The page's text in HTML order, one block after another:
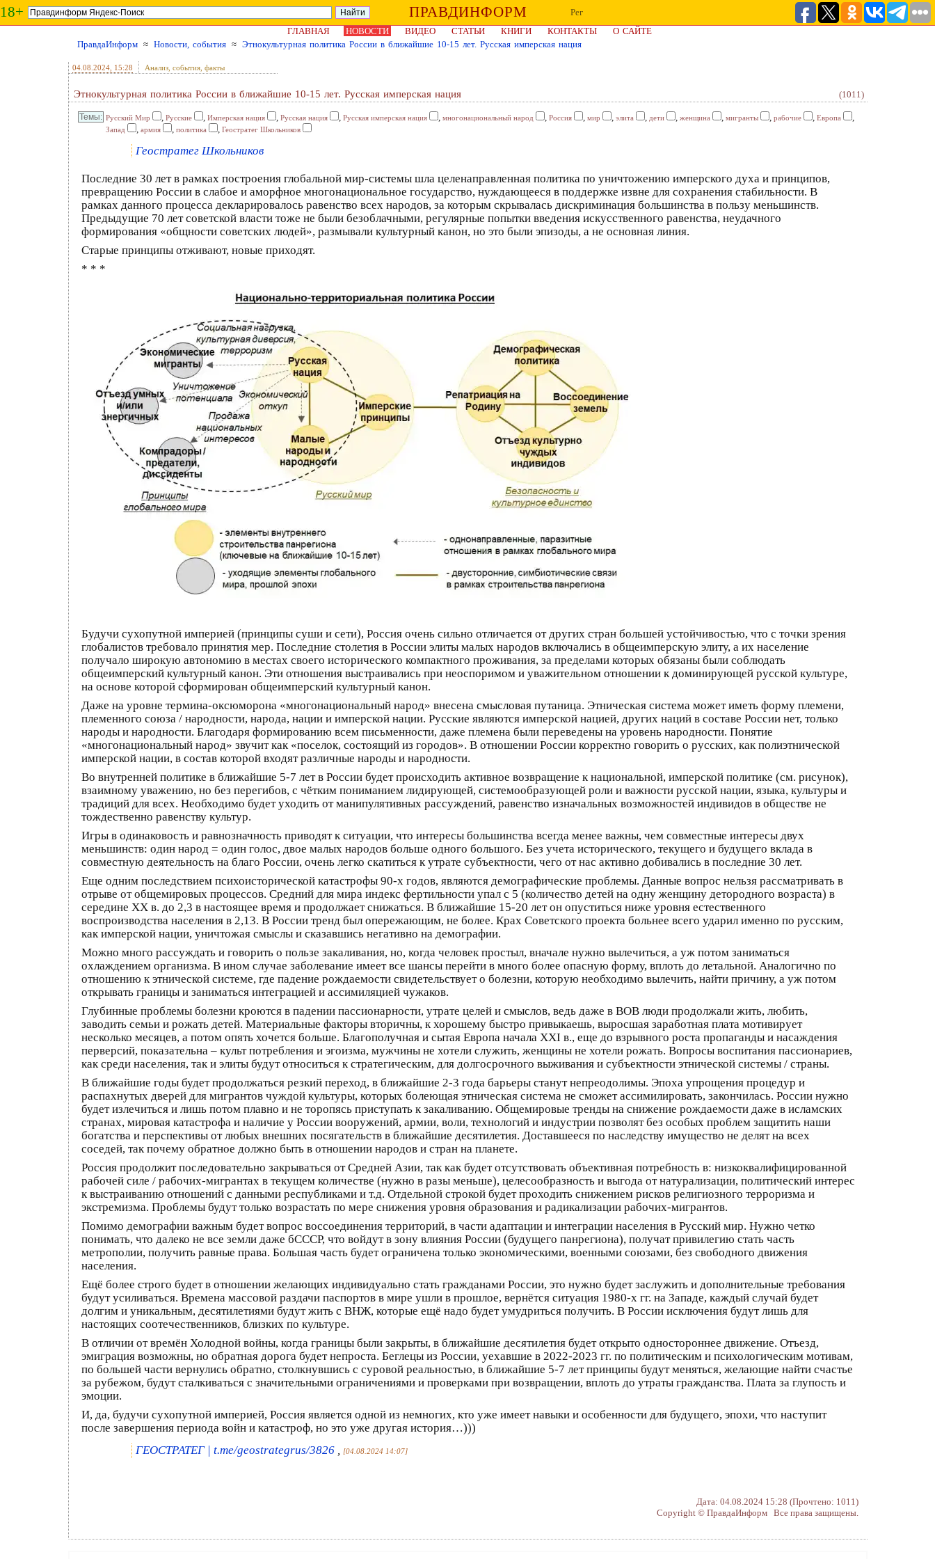
18+ ПРАВДИНФОРМ
Рег
ГЛАВНАЯ
НОВОСТИ ВИДЕО СТАТЬИ КНИГИ КОНТАКТЫ
О САЙТЕ
ПравдаИнформ ≈ Новости, события ≈ Этнокультурная политика России в ближайшие 10-15 лет. Русская имперская нация
04.08.2024 , 15:28 Анализ, события, факты
Этнокультурная политика России в ближайшие 10-15 лет. Русская имперская нация (1011)
Русский Мир , Русские , Имперская нация , Русская нация , Русская имперская нация , многонациональный народ , Россия , мир , элита , дети , женщина , мигранты , рабочие , Европа ,
Запад , армия , политика , Геостратег Школьников
Геостратег Школьников
Последние 30 лет в рамках построения глобальной мир-системы шла целенаправленная политика по уничтожению имперского духа и принципов,
превращению России в слабое и аморфное многонациональное государство, нуждающееся в поддержке извне для сохранения стабильности. В
рамках данного процесса декларировалось равенство всех народов, за которым скрывалась дискриминация большинства в пользу меньшинств.
Предыдущие 70 лет советской власти тоже не были безоблачными, регулярные попытки введения искусственного равенства, неудачного
формирования «общности советских людей», размывали культурный канон, но это были эпизоды, а не основная линия.
Старые принципы отживают, новые приходят.
* * *
Будучи сухопутной империей (принципы суши и сети), Россия очень сильно отличается от других стран большей устойчивостью, что с точки зрения
глобалистов требовало принятия мер. Последние столетия в России элиты малых народов включались в общеимперскую элиту, а их население
получало широкую автономию в местах своего исторического компактного проживания, за пределами которых обязаны были соблюдать
общеимперский культурный канон. Эти отношения выстраивались при неоспоримом и уважительном отношении к доминирующей русской культуре,
на основе которой сформирован общеимперский культурный канон.
Даже на уровне термина-оксюморона «многонациональный народ» внесена смысловая путаница. Этническая система может иметь форму племени,
племенного союза / народности, народа, нации и имперской нации. Русские являются имперской нацией, других наций в составе России нет, только
народы и народности. Благодаря формированию всем письменности, даже племена были переведены на уровень народности. Понятие
«многонациональный народ» звучит как «поселок, состоящий из городов». В отношении России корректно говорить о русских, как полиэтнической
имперской нации, в состав которой входят различные народы и народности.
Во внутренней политике в ближайшие 5-7 лет в России будет происходить активное возвращение к национальной, имперской политике (см. рисунок),
взаимному уважению, но без перегибов, с чётким пониманием лидирующей, системообразующей роли и важности русской нации, языка, культуры и
традиций для всех. Необходимо будет уходить от манипулятивных рассуждений, равенство изначальных возможностей индивидов в обществе не
тождественно равенству культур.
Игры в одинаковость и равнозначность приводят к ситуации, что интересы большинства всегда менее важны, чем совместные интересы двух
меньшинств: один народ = один голос, двое малых народов больше одного большого. Без учета исторического, текущего и будущего вклада в
совместную деятельность на благо России, очень легко скатиться к утрате субъектности, чего от нас активно добивались в последние 30 лет.
Еще одним последствием психоисторической катастрофы 90-х годов, являются демографические проблемы. Данные вопрос нельзя рассматривать в
отрыве от общемировых процессов. Средний для мира индекс фертильности упал с 5 (количество детей на одну женщину детородного возраста) в
середине XX в. до 2,3 в настоящее время и продолжает снижаться. В ближайшие 15-20 лет он опуститься ниже уровня естественного
воспроизводства населения в 2,13. В России тренд был опережающим, не более. Крах Советского проекта больнее всего ударил именно по русским,
как имперской нации, уничтожая смыслы и сказавшись негативно на демографии.
Можно много рассуждать и говорить о пользе закаливания, но, когда человек простыл, вначале нужно вылечиться, а уж потом заниматься
охлаждением организма. В ином случае заболевание имеет все шансы перейти в много более опасную форму, вплоть до летальной. Аналогично по
отношению к этнической системе, где падение рождаемости свидетельствует о болезни, которую необходимо вылечить, найти причину, а уж потом
открывать границы и заниматься интеграцией и ассимиляцией чужаков.
Глубинные проблемы болезни кроются в падении пассионарности, утрате целей и смыслов, ведь даже в ВОВ люди продолжали жить, любить,
заводить семьи и рожать детей. Материальные факторы вторичны, к хорошему быстро привыкаешь, выросшая заработная плата мотивирует
несколько месяцев, а потом опять хочется больше. Благополучная и сытая Европа начала XXI в., еще до взрывного роста пропаганды и насаждения
перверсий, показательна – культ потребления и эгоизма, мужчины не хотели служить, женщины не хотели рожать. Вопросы воспитания пассионариев,
как среди населения, так и элиты будут относиться к стратегическим, для долгосрочного выживания и субъектности этнической системы / страны.
В ближайшие годы будет продолжаться резкий переход, в ближайшие 2-3 года барьеры станут непреодолимы. Эпоха упрощения процедур и
распахнутых дверей для мигрантов чуждой культуры, которых болеющая этническая система не сможет ассимилировать, закончилась. России нужно
будет излечиться и лишь потом плавно и не торопясь приступать к закаливанию. Общемировые тренды на снижение рождаемости даже в исламских
странах, мировая катастрофа и наличие у России вооружений, армии, воли, технологий и индустрии позволят без особых проблем защитить наши
богатства и перспективы от любых внешних посягательств в ближайшие десятилетия. Доставшееся по наследству имущество не делят на всех
соседей, так почему обратное должно быть в отношении народов и стран на планете.
Россия продолжит последовательно закрываться от Средней Азии, так как будет отсутствовать объективная потребность в: низкоквалифицированной
рабочей силе / рабочих-мигрантах в текущем количестве (нужно в разы меньше), целесообразность и выгода от натурализации, политический интерес
к выстраиванию отношений с данными республиками и т.д. Отдельной строкой будет проходить снижением рисков религиозного терроризма и
экстремизма. Проблемы будут только возрастать по мере снижения уровня образования и радикализации рабочих-мигрантов.
Помимо демографии важным будет вопрос воссоединения территорий, в части адаптации и интеграции населения в Русский мир. Нужно четко
понимать, что далеко не все земли даже бСССР, что войдут в зону влияния России (будущего панрегиона), получат привилегию стать часть
метрополии, получить равные права. Большая часть будет ограничена только экономическими, военными союзами, без свободного движения
населения.
Ещё более строго будет в отношении желающих индивидуально стать гражданами России, это нужно будет заслужить и дополнительные требования
будут усиливаться. Времена массовой раздачи паспортов в мире ушли в прошлое, вернётся ситуация 1980-х гг. на Западе, каждый случай будет
долгим и уникальным, десятилетиями будут жить с ВНЖ, которые ещё надо будет умудриться получить. В России исключения будут лишь для
настоящих соотечественников, близких по культуре.
В отличии от времён Холодной войны, когда границы были закрыты, в ближайшие десятилетия будет открыто одностороннее движение. Отъезд,
эмиграция возможны, но обратная дорога будет непроста. Беглецы из России, уехавшие в 2022-2023 гг. по политическим и психологическим мотивам,
по большей части вернулись обратно, столкнувшись с суровой реальностью, в ближайшие 5-7 лет принципы будут меняться, желающие найти счастье
за рубежом, будут сталкиваться с значительными ограничениями и проверками при возвращении, вплоть до утраты гражданства. Плата за глупость и
эмоции.
И, да, будучи сухопутной империей, Россия является одной из немногих, кто уже имеет навыки и особенности для будущего, эпохи, что наступит
после завершения периода войн и катастроф, но это уже другая история…)))
ГЕОСТРАТЕГ | t.me/geostrategrus/3826 , [04.08.2024 14:07]
Дата: 04.08.2024 15:28 (Прочтено: 1011)
Copyright © ПравдаИнформ Все права защищены.